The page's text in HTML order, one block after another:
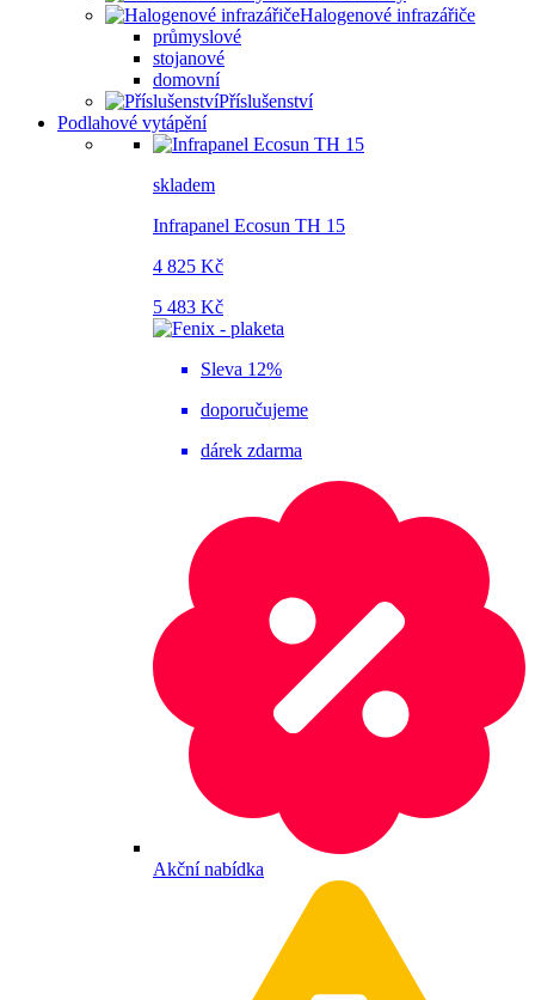
Halogenové infrazářiče
průmyslové
stojanové
domovní
Příslušenství
Podlahové vytápění
skladem
Infrapanel Ecosun TH 15
4 825 Kč
5 483 Kč
Sleva 12%
doporučujeme
dárek zdarma
Akční nabídka